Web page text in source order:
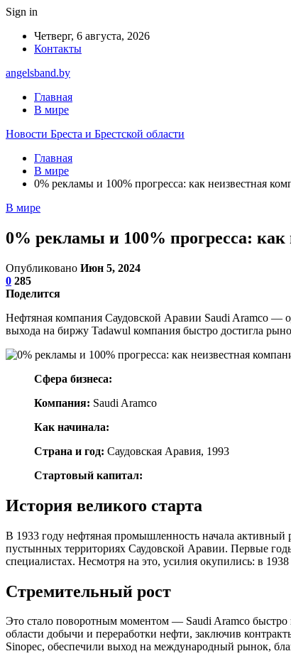
Sign in
Четверг, 6 августа, 2026
Контакты
angelsband.by
Главная
В мире
Новости Бреста и Брестской области
Главная
В мире
0% рекламы и 100% прогресса: как неизвестная
В мире
0% рекламы и 100% прогресса:
Опубликовано Июн 5, 2024
0 285
Поделится
Нефтяная компания Саудовской Аравии Saudi Aramco —
выхода на биржу Tadawul компания быстро достигла
Сфера бизнеса:
Компания: Saudi Aramco
Как начинала:
Страна и год: Саудовская Аравия, 1993
Стартовый капитал:
История великого старта
В 1933 году нефтяная промышленность начала активный
пустынных территориях Саудовской Аравии. Первые
специалистах. Несмотря на это, усилия окупились: в
Стремительный рост
Это стало поворотным моментом — Saudi Aramco быстро
области добычи и переработки нефти, заключив
Sinopec, обеспечили выход на международный рынок,